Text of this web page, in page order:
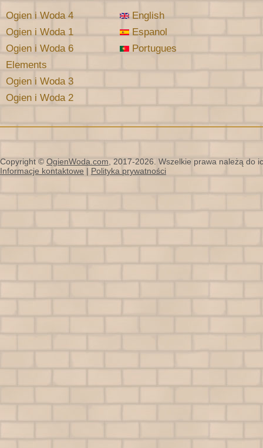
Ogien i Woda 4
Ogien i Woda 1
Ogien i Woda 6
Elements
Ogien i Woda 3
Ogien i Woda 2
English
Espanol
Portugues
Copyright ©OgienWoda.com, 2017-2026. Wszelkie prawa należą do
Informacje kontaktowe | Polityka prywatności